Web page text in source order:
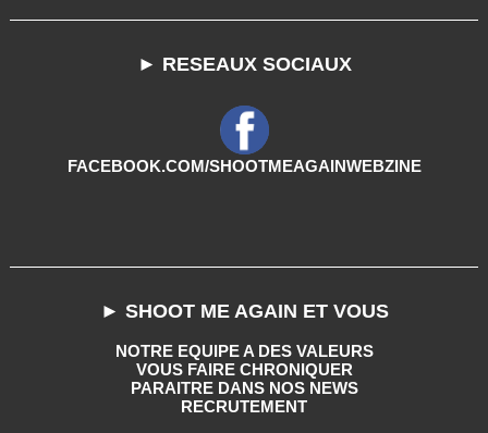
► RESEAUX SOCIAUX
FACEBOOK.COM/SHOOTMEAGAINWEBZINE
► SHOOT ME AGAIN ET VOUS
NOTRE EQUIPE A DES VALEURS
VOUS FAIRE CHRONIQUER
PARAITRE DANS NOS NEWS
RECRUTEMENT